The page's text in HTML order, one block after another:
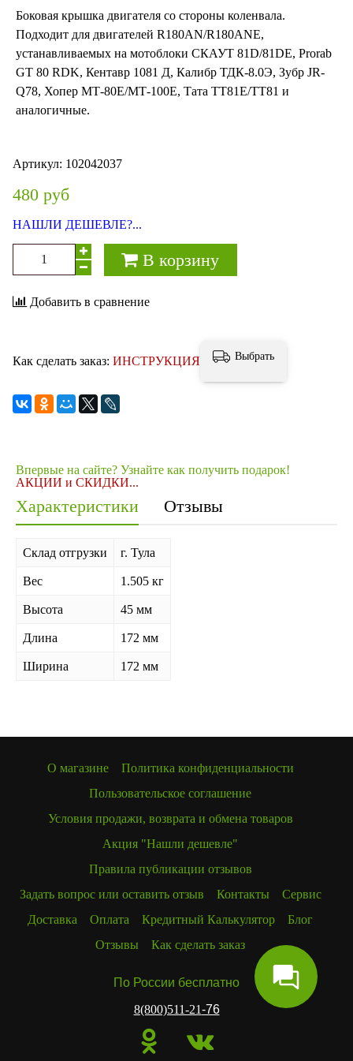
Боковая крышка двигателя со стороны коленвала.
Подходит для двигателей R180AN/R180ANE,
устанавливаемых на мотоблоки СКАУТ 81D/81DE, Prorab
GT 80 RDK, Кентавр 1081 Д, Калибр ТДК-8.0Э, Зубр JR-
Q78, Хопер МТ-80Е/МТ-100Е, Тата ТТ81Е/ТТ81 и
аналогичные.
Артикул: 102042037
480 руб
НАШЛИ ДЕШЕВЛЕ?...
В корзину
Добавить в сравнение
Как сделать заказ: ИНСТРУКЦИЯ Выбрать
Впервые на сайте? Узнайте как получить подарок!
АКЦИИ и СКИДКИ...
Характеристики Отзывы
Склад отгрузки г. Тула
Вес 1.505 кг
Высота 45 мм
Длина 172 мм
Ширина 172 мм
О магазине
Политика конфиденциальности
Пользовательское соглашение
Условия продажи, возврата и обмена товаров
Акция "Нашли дешевле"
Правила публикации отзывов
Задать вопрос или оставить отзыв
Контакты
Сервис
Доставка
Оплата Кредитный Калькулятор
Блог
Отзывы
Как сделать заказ
По России бесплатно
8(800)511-21-76